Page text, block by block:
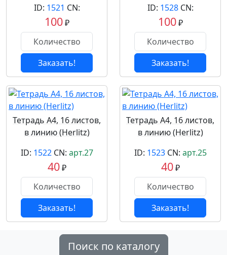
ID: 1521 CN:
100₽
Заказать!
ID: 1528CN:
100₽
Заказать!
Тетрадь А4, 16 листов,
в линию (Herlitz)
ID: 1522CN: арт.27
40₽
Заказать!
Тетрадь А4, 16 листов,
в линию (Herlitz)
ID: 1523CN: арт.25
40₽
Заказать!
Поиск по каталогу